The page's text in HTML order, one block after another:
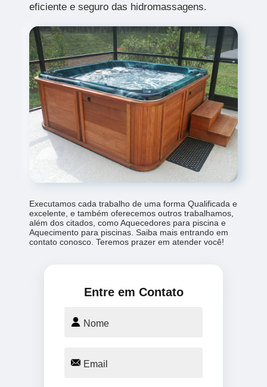
eficiente e seguro das hidromassagens.
Executamos cada trabalho de uma forma Qualificada e
excelente, e também oferecemos outros trabalhamos,
além dos citados, como Aquecedores para piscina e
Aquecimento para piscinas. Saiba mais entrando em
contato conosco. Teremos prazer em atender você!
Entre em Contato